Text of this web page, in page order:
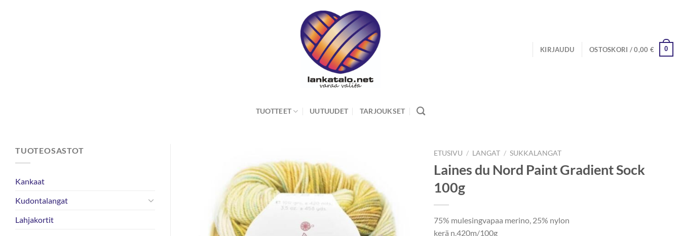
KIRJAUDU OSTOSKORI /0,00 € 0
TUOTTEET UUTUUDET TARJOUKSET
TUOTEOSASTOT
Kankaat
Kudontalangat
Lahjakortit
ETUSIVU / LANGAT / SUKKALANGAT
Laines du Nord Paint Gradient Sock
100g
75% mulesingvapaa merino, 25% nylon
kerä n.420m/100g